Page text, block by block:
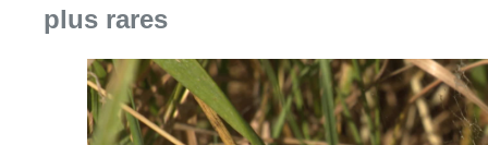
plus rares